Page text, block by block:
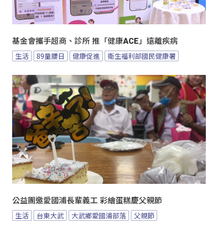
基金會攜手超商、診所 推「健康ACE」遠離疾病
生活 89量腰日 健康促進 衛生福利部國民健康署
公益團邀愛國浦長輩義工 彩繪蛋糕慶父親節
生活 台東大武 大武鄉愛國浦部落 父親節